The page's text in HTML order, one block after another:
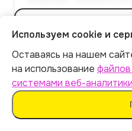
Полный
в
Итог:449р.
Используем cookie и
Оставаясь на нашем
на использование
системами веб-аналитики